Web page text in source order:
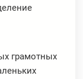
грамотных